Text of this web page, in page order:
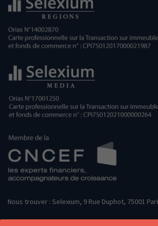
Nous trouver : Selexium, 9 Rue Duphot, 75001